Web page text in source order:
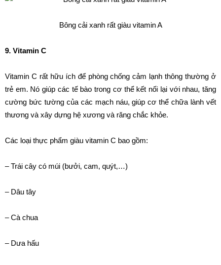
Bông cải xanh rất giàu vitamin A
9. Vitamin C
Vitamin C rất hữu ích để phòng chống cảm lạnh thông thường ở
trẻ em. Nó giúp các tế bào trong cơ thể kết nối lại với nhau, tăng
cường bức tường của các mạch náu, giúp cơ thể chữa lành vết
thương và xây dựng hệ xương và răng chắc khỏe.
Các loại thực phẩm giàu vitamin C bao gồm:
– Trái cây có múi (bưởi, cam, quýt,…)
– Dâu tây
– Cà chua
– Dưa hấu